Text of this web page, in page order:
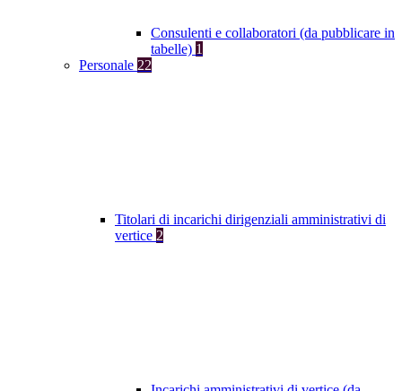
Consulenti e collaboratori (da pubblicare in
tabelle) 1
Personale 22
Titolari di incarichi dirigenziali amministrativi di
vertice 2